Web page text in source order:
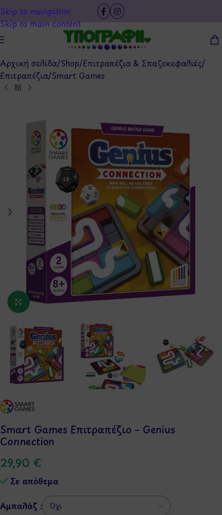
Skip to navigation
Skip to main content
Αρχική σελίδα/Shop/Επιτραπέζια & Σπαζοκεφαλιές/
Επιτραπέζια/Smart Games
Κάντε κλικ για μεγέθυνση
Smart Games Επιτραπέζιο – Genius
Connection
29,90 €
Σε απόθεμα
Αμπαλάζ :